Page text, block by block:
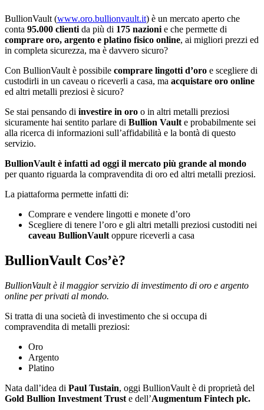
BullionVault (www.oro.bullionvault.it) è un mercato aperto che
conta 95.000 clienti da più di 175 nazioni e che permette di
comprare oro, argento e platino fisico online, ai migliori prezzi ed
in completa sicurezza, ma è davvero sicuro?
Con BullionVault è possibile comprare lingotti d’oro e scegliere di
custodirli in un caveau o riceverli a casa, ma acquistare oro online
ed altri metalli preziosi è sicuro?
Se stai pensando di investire in oro o in altri metalli preziosi
sicuramente hai sentito parlare di Bullion Vault e probabilmente sei
alla ricerca di informazioni sull’affidabilità e la bontà di questo
servizio.
BullionVault è infatti ad oggi il mercato più grande al mondo
per quanto riguarda la compravendita di oro ed altri metalli preziosi.
La piattaforma permette infatti di:
Comprare e vendere lingotti e monete d’oro
Scegliere di tenere l’oro e gli altri metalli preziosi custoditi nei
caveau BullionVault oppure riceverli a casa
BullionVault Cos’è?
BullionVault è il maggior servizio di investimento di oro e argento
online per privati al mondo.
Si tratta di una società di investimento che si occupa di
compravendita di metalli preziosi:
Oro
Argento
Platino
Nata dall’idea di Paul Tustain, oggi BullionVault è di proprietà del
Gold Bullion Investment Trust e dell’Augmentum Fintech plc.